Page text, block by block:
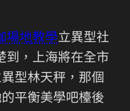
場地教學立異型社
到，上海將在全市
型林天秤，那個
平衡美學吧檯後